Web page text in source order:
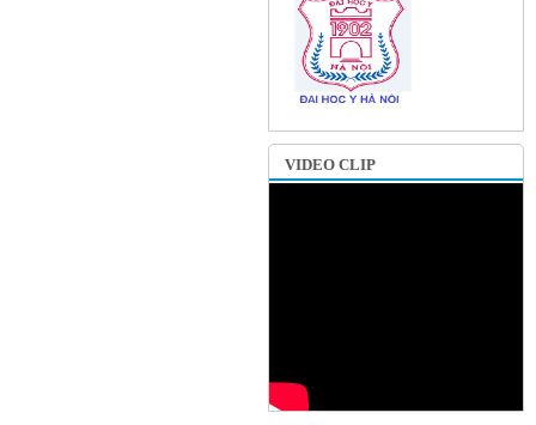
VIDEO CLIP